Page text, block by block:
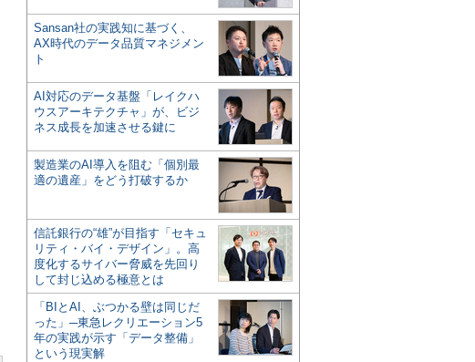
Sansan社の実践知に基づく、
AX時代のデータ品質マネジメン
ト
AI対応のデータ基盤「レイクハ
ウスアーキテクチャ」が、ビジ
ネス成長を加速させる鍵に
製造業のAI導入を阻む「個別最
適の遺産」をどう打破するか
信託銀行の“雄”が目指す「セキュ
リティ・バイ・デザイン」。高
度化するサイバー脅威を先回り
して封じ込める極意とは
「BIとAI、ぶつかる壁は同じだ
った」─東急レクリエーション5
年の実践が示す「データ整備」
という現実解